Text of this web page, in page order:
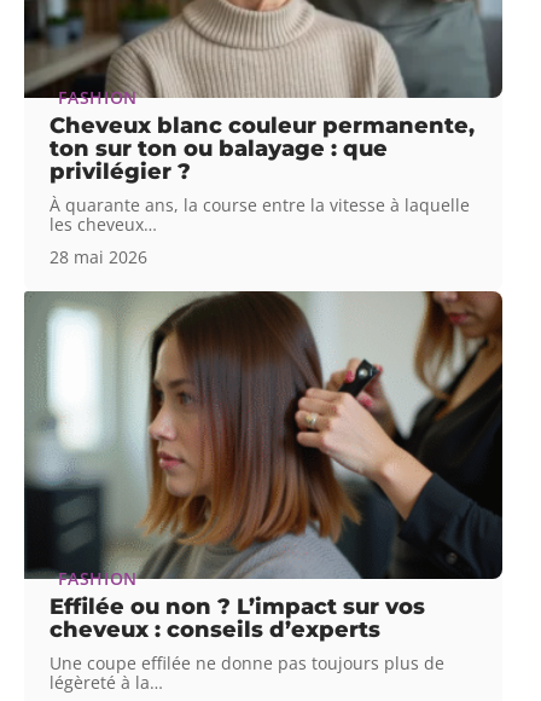
FASHION
Cheveux blanc couleur permanente,
ton sur ton ou balayage : que
privilégier ?
À quarante ans, la course entre la vitesse à laquelle
les cheveux…
28 mai 2026
FASHION
Effilée ou non ? L’impact sur vos
cheveux : conseils d’experts
Une coupe effilée ne donne pas toujours plus de
légèreté à la…